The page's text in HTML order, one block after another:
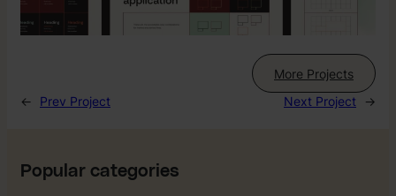
More Projects
←
Prev Project Next Project →
Popular categories